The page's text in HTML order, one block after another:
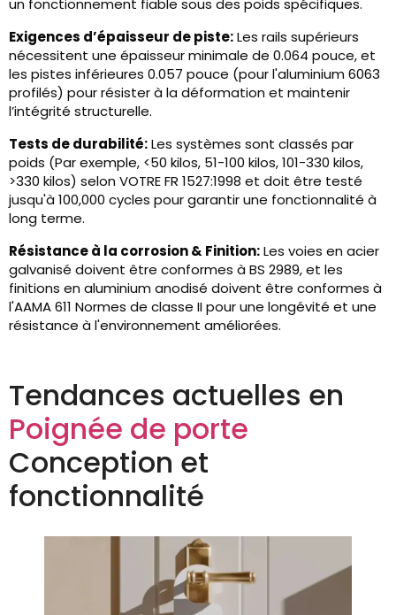
un fonctionnement fiable sous des poids spécifiques.
Exigences d’épaisseur de piste:Les rails supérieurs
nécessitent une épaisseur minimale de 0.064 pouce, et
les pistes inférieures 0.057 pouce (pour l'aluminium 6063
profilés) pour résister à la déformation et maintenir
l’intégrité structurelle.
Tests de durabilité:Les systèmes sont classés par
poids (Par exemple, <50 kilos, 51-100 kilos, 101-330 kilos,
>330 kilos) selon VOTRE FR 1527:1998 et doit être testé
jusqu'à 100,000 cycles pour garantir une fonctionnalité à
long terme.
Résistance à la corrosion & Finition:Les voies en acier
galvanisé doivent être conformes à BS 2989, et les
finitions en aluminium anodisé doivent être conformes à
l'AAMA 611 Normes de classe II pour une longévité et une
résistance à l'environnement améliorées.
Tendances actuelles en
Poignée de porte
Conception et
fonctionnalité